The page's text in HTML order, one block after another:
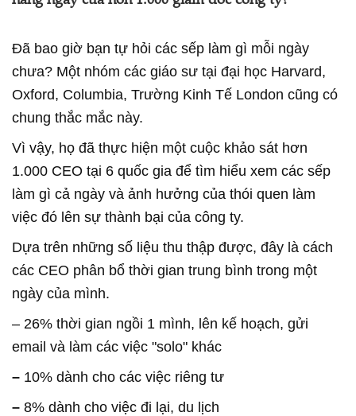
Đã bao giờ bạn tự hỏi các sếp làm gì mỗi ngày
chưa? Một nhóm các giáo sư tại đại học Harvard,
Oxford, Columbia, Trường Kinh Tế London cũng có
chung thắc mắc này.
Vì vậy, họ đã thực hiện một cuộc khảo sát hơn
1.000 CEO tại 6 quốc gia để tìm hiểu xem các sếp
làm gì cả ngày và ảnh hưởng của thói quen làm
việc đó lên sự thành bại của công ty.
Dựa trên những số liệu thu thập được, đây là cách
các CEO phân bổ thời gian trung bình trong một
ngày của mình.
– 26% thời gian ngồi 1 mình, lên kế hoạch, gửi
email và làm các việc "solo" khác
– 10% dành cho các việc riêng tư
– 8% dành cho việc đi lại, du lịch